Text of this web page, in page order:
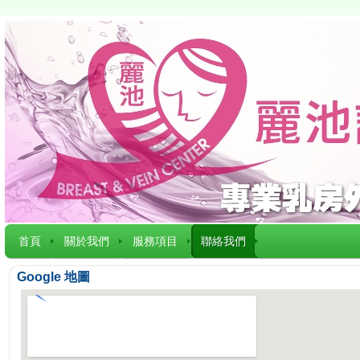
首頁 關於我們 服務項目 聯絡我們
Google 地圖